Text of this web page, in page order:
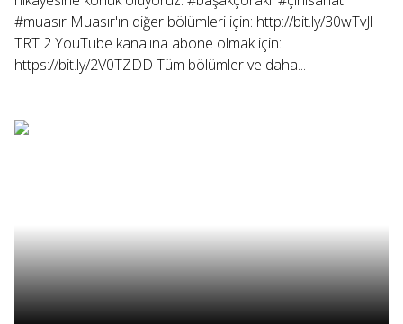
#muasır Muasır'ın diğer bölümleri için: http://bit.ly/30wTvJl
TRT 2 YouTube kanalına abone olmak için:
https://bit.ly/2V0TZDD Tüm bölümler ve daha...